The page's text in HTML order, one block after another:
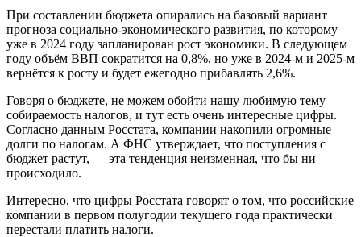
При составлении бюджета опирались на базовый вариант
прогноза социально-экономического развития, по которому
уже в 2024 году запланирован рост экономики. В следующем
году объём ВВП сократится на 0,8%, но уже в 2024-м и 2025-м
вернётся к росту и будет ежегодно прибавлять 2,6%.
Говоря о бюджете, не можем обойти нашу любимую тему —
собираемость налогов, и тут есть очень интересные цифры.
Согласно данным Росстата, компании накопили огромные
долги по налогам. А ФНС утверждает, что поступления с
бюджет растут, — эта тенденция неизменная, что бы ни
происходило.
Интересно, что цифры Росстата говорят о том, что российские
компании в первом полугодии текущего года практически
перестали платить налоги.